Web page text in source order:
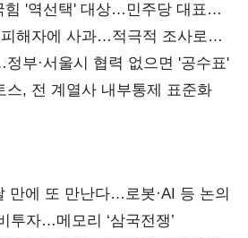
힘 '역선택' 대상…민주당 대표로
해자에 사과…적극적 조사로
부·서울시 협력 없으면 '공수표'
스, 전 계열사 내부통제 표준화
만에 또 만난다…로봇·AI 등 논의
투자…메모리 ‘삼국전쟁’